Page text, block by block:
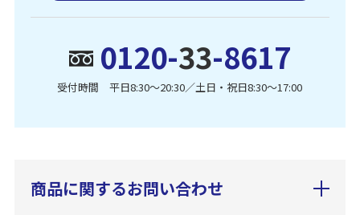
0120-33-8617
受付時間 平日8:30〜20:30／土日・祝日8:30〜17:00
商品に関するお問い合わせ